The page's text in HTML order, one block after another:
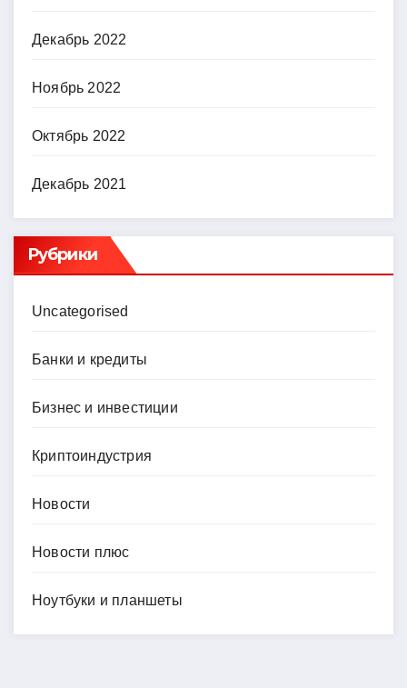
Декабрь 2022
Ноябрь 2022
Октябрь 2022
Декабрь 2021
Рубрики
Uncategorised
Банки и кредиты
Бизнес и инвестиции
Криптоиндустрия
Новости
Новости плюс
Ноутбуки и планшеты